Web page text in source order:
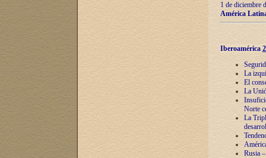
1 de diciembre
América
Iberoamérica
La
El
La
Norte
La
Rusia